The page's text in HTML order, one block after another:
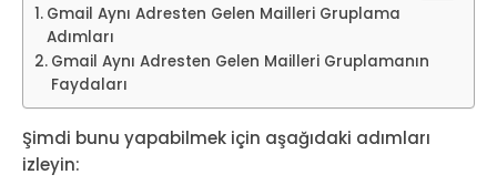
Gmail Aynı Adresten Gelen Mailleri Gruplama
Adımları
Gmail Aynı Adresten Gelen Mailleri Gruplamanın
Faydaları
Şimdi bunu yapabilmek için aşağıdaki adımları
izleyin: